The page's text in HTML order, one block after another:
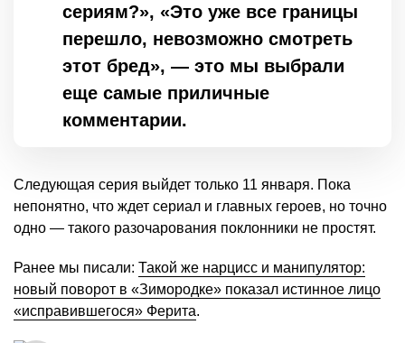
сериям?», «Это уже все границы
перешло, невозможно смотреть
этот бред», — это мы выбрали
еще самые приличные
комментарии.
Следующая серия выйдет только 11 января. Пока
непонятно, что ждет сериал и главных героев, но точно
одно — такого разочарования поклонники не простят.
Ранее мы писали: Такой же нарцисс и манипулятор:
новый поворот в «Зимородке» показал истинное лицо
«исправившегося» Ферита.